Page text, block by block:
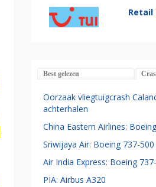
Retail
Best gelezen
Oorzaak vliegtuigcrash
achterhalen
China Eastern Airlines:
Sriwijaya Air: Boeing 737-500
Air India Express: Boeing
PIA: Airbus A320